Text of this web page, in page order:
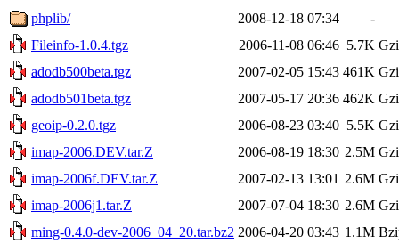
phplib/
2008-12-18 07:34
-
Fileinfo-1.0.4.tgz
2006-11-08 06:46 5.7K
adodb500beta.tgz
2007-02-05 15:43 461K
adodb501beta.tgz
2007-05-17 20:36 462K
geoip-0.2.0.tgz
2006-08-23 03:40 5.5K
imap-2006.DEV.tar.Z
2006-08-19 18:30 2.5M
imap-2006f.DEV.tar.Z
2007-02-13 13:01 2.6M
imap-2006j1.tar.Z
2007-07-04 18:30 2.6M
ming-0.4.0-dev-2006_04_20.tar.bz2 2006-04-20 03:43 1.1M